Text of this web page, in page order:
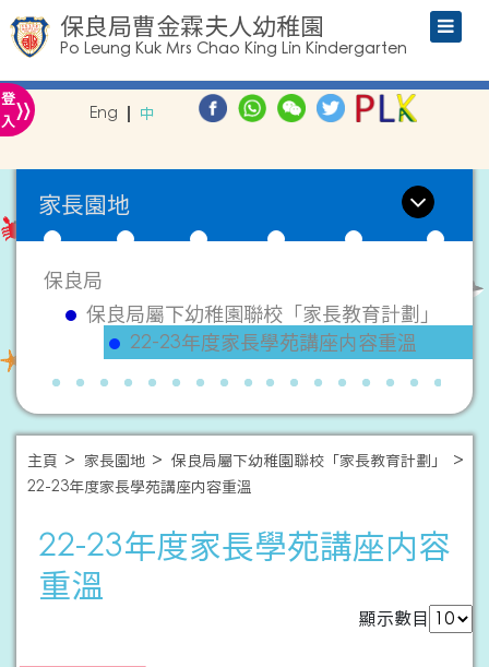
保良局曹金霖夫人幼稚園
Po Leung Kuk Mrs Chao King Lin Kindergarten
登
入» Eng 中
家長園地
保良局
保良局屬下幼稚園聯校「家長教育計劃」
22-23年度家長學苑講座内容重溫
主頁 家長園地
保良局屬下幼稚園聯校「家長教育計劃」
22-23年度家長學苑講座内容重溫
22-23年度家長學苑講座内容
重溫
顯示數目